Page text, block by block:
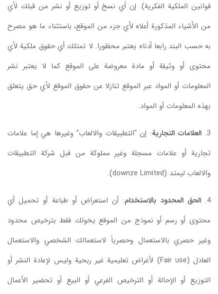
قوانين الملكية الفكرية). إن أي نسخ أو توزيع أو نشر من قبلك لأي
من الأشياء المذكورة أعلاه لأي جزء من الموقع، باستثناء ما هو مصرح
به حسب البند رابعا أدناه يعتبر محظورا. لا تمتلك أي حقوق ملكية لأي
محتوى أو وثيقة أو مادة معروضة على الموقع كما لا يعتبر نشر
المعلومات أو المواد عبر الموقع تنازلا عن حقوق الموقع لأي حق يتعلق
بهذه المعلومات أو المواد.
3. العلامات التجارية: إن “التطبيقات والالعاب” وغيرها هي إما علامات
تجارية أو علامات مسجلة وغير مملوكة من قبل شركة التطبيقات
والالعاب ليمتد (downze Limited).
4. الحق المحدود بالاستخدام: أن استعراض أو طباعة أو تحميل أي
محتوى أو رسم أو نموذج من الموقع يخولك فقط بترخيص محدود
وغير حصري بالاستعمال وحصرياً لاستعمالك الشخصي والاستعمال
العادل (Fair use) لأغراض تعليمية غير ربحية وليس لإعادة النشر أو
التوزيع أو الإحالة أو الترخيص الفرعي أو البيع أو تحضير الأعمال